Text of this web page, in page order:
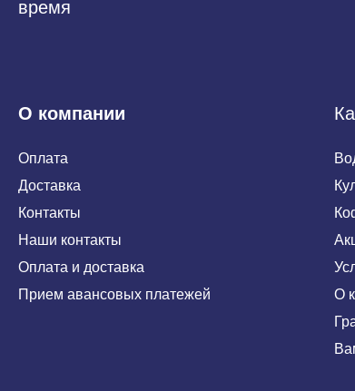
время
О компании
Оплата
Доставка
Контакты
Наши контакты
Оплата и доставка
Прием авансовых платежей
О